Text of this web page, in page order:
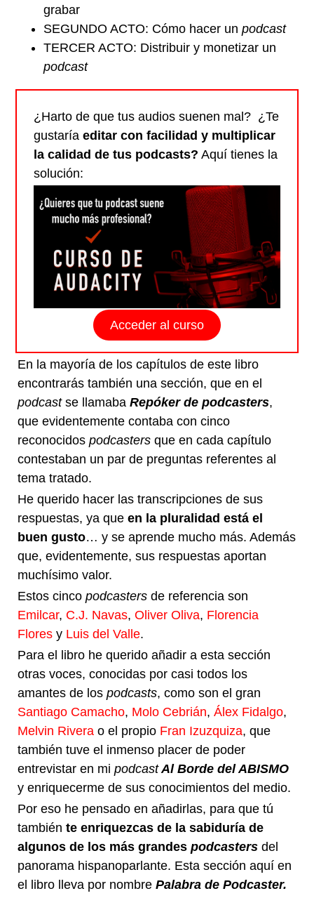
grabar
SEGUNDO ACTO: Cómo hacer unpodcast
TERCER ACTO: Distribuir y monetizar un
podcast
¿Harto de que tus audios suenen mal? ¿Te
gustaríaeditar con facilidad y multiplicar
la calidad de tus podcasts? Aquí tienes la
solución:
Acceder al curso
En la mayoría de los capítulos de este libro
encontrarás también una sección, que en el
podcastse llamabaRepóker de podcasters,
que evidentemente contaba con cinco
reconocidospodcastersque en cada capítulo
contestaban un par de preguntas referentes al
tema tratado.
He querido hacer las transcripciones de sus
respuestas, ya queen la pluralidad está el
buen gusto… y se aprende mucho más. Además
que, evidentemente, sus respuestas aportan
muchísimo valor.
Estos cincopodcastersde referencia son
Emilcar, C.J. Navas,Oliver Oliva, Florencia
Flores y Luis del Valle.
Para el libro he querido añadir a esta sección
otras voces, conocidas por casi todos los
amantes de lospodcasts, como son el gran
Santiago Camacho, Molo Cebrián,Álex Fidalgo,
Melvin Rivera o el propio Fran Izuzquiza, que
también tuve el inmenso placer de poder
entrevistar en mipodcastAl Borde del ABISMO
y enriquecerme de sus conocimientos del medio.
Por eso he pensado en añadirlas, para que tú
tambiénte enriquezcas de la sabiduría de
algunos de los más grandespodcastersdel
panorama hispanoparlante. Esta sección aquí en
el libro lleva por nombrePalabra de Podcaster.